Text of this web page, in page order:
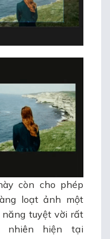
còn cho phép
loạt ảnh một
tuyệt vời rất
nhiên hiện tại